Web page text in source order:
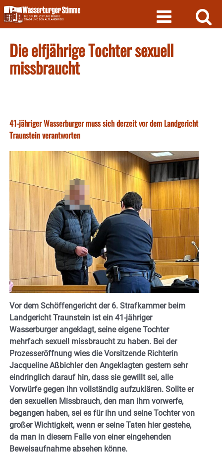
Skip
to
content
Die elfjährige Tochter sexuell
missbraucht
41-jähriger Wasserburger muss sich derzeit vor dem Landgericht
Traunstein verantworten
Vor dem Schöffengericht der 6. Strafkammer beim
Landgericht Traunstein ist ein 41-jähriger
Wasserburger angeklagt, seine eigene Tochter
mehrfach sexuell missbraucht zu haben. Bei der
Prozesseröffnung wies die Vorsitzende Richterin
Jacqueline Aßbichler den Angeklagten gestern sehr
eindringlich darauf hin, dass sie gewillt sei, alle
Vorwürfe gegen ihn vollständig aufzuklären. Sollte er
den sexuellen Missbrauch, den man ihm vorwerfe,
begangen haben, sei es für ihn und seine Tochter von
großer Wichtigkeit, wenn er seine Taten hier gestehe,
da man in diesem Falle von einer eingehenden
Beweisaufnahme absehen könne.